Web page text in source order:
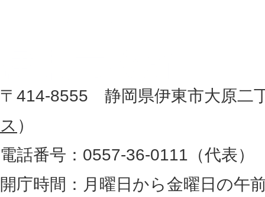
地
図
。
静
岡
所
〒414-8555 静岡県伊東市大原二
ス ）
電話番号：0557-36-0111（代表）
開庁時間：月曜日から金曜日の午